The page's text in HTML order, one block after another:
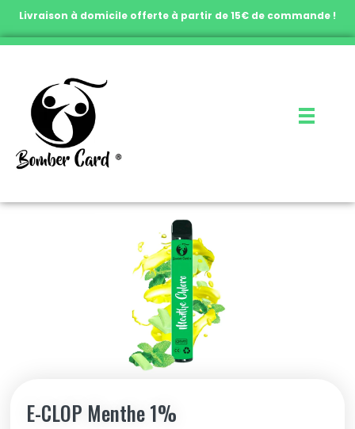
Livraison à domicile offerte à partir de 15€ de commande !
E-CLOP Menthe 1%